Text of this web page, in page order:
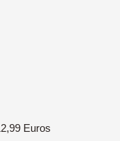
Euros